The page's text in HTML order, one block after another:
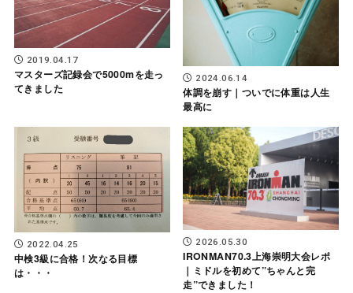
2019.04.17
マスターズ記録会で5000mを走っ
てきました
2024.06.14
体調を崩す｜ついでに体重は人生
最高に
2022.04.25
中検3級に合格！次なる目標
は・・・
2026.05.30
IRONMAN70.3上海崇明大会レポ
｜ミドルを初めて”ちゃんと完
走”できました！